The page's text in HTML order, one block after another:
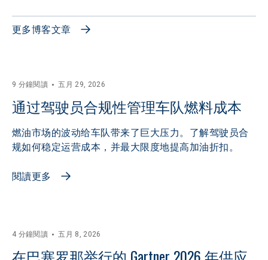
更多博客文章
9 分鐘閱讀 五月 29, 2026
通过驾驶员合规性管理车队燃料成本
燃油市场的波动给车队带来了巨大压力。了解驾驶员合
规如何稳定运营成本，并最大限度地提高加油折扣。
閱讀更多
4 分鐘閱讀 五月 8, 2026